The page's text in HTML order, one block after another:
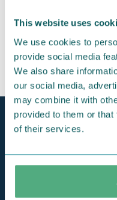
This website uses
We use cookies to
provide social media
We also share
our social media,
may combine it with
provided to them or
of their services.